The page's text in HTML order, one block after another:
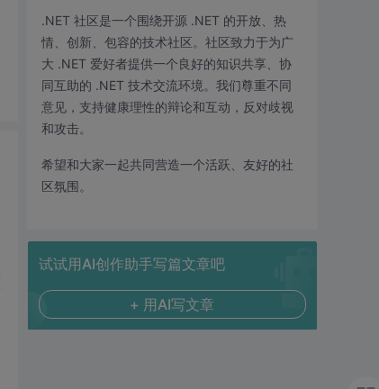
.NET 社区是一个围绕开源 .NET 的开放、热
情、创新、包容的技术社区。社区致力于为广
大 .NET 爱好者提供一个良好的知识共享、协
同互助的 .NET 技术交流环境。我们尊重不同
意见，支持健康理性的辩论和互动，反对歧视
和攻击。
希望和大家一起共同营造一个活跃、友好的社
区氛围。
试试用AI创作助手写篇文章吧
+ 用AI写文章